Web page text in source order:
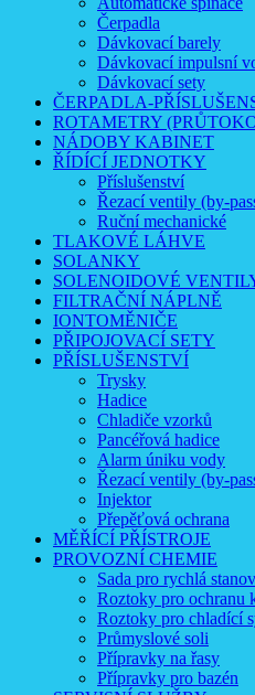
Čerpadla
Dávkovací barely
Dávkovací impulsní
Dávkovací sety
ČERPADLA-
ROTAMETRY
NÁDOBY KABINET
ŘÍDÍCÍ JEDNOTKY
Příslušenství
Řezací ventily (by-
Ruční mechanické
TLAKOVÉ LÁHVE
SOLANKY
SOLENOIDOVÉ
FILTRAČNÍ NÁPLNĚ
IONTOMĚNIČE
PŘIPOJOVACÍ SETY
PŘÍSLUŠENSTVÍ
Trysky
Hadice
Chladiče vzorků
Pancéřová hadice
Alarm úniku vody
Řezací ventily (by-
Injektor
Přepěťová ochrana
MĚŘÍCÍ PŘÍSTROJE
PROVOZNÍ CHEMIE
Sada pro rychlá
Roztoky pro ochranu
Roztoky pro chladící
Průmyslové soli
Přípravky na řasy
Přípravky pro bazén